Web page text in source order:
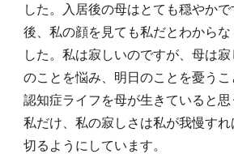
した。入居後の母はとても穏やか
後、私の顔を見ても私だとわからな
した。私は寂しいのですが、母は
のことを悩み、明日のことを憂う
認知症ライフを母が生きていると
私だけ、私の寂しさは私が我慢すれ
切るようにしています。